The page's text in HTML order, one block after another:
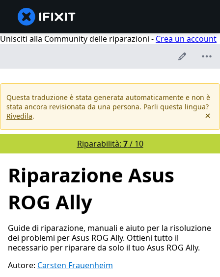
Unisciti alla Community delle riparazioni - Crea un account
Questa traduzione è stata generata automaticamente e non è
stata ancora revisionata da una persona. Parli questa lingua?
Rivedila.
Riparabilità: 7/ 10
Riparazione Asus
ROG Ally
Guide di riparazione, manuali e aiuto per la risoluzione
dei problemi per Asus ROG Ally. Ottieni tutto il
necessario per riparare da solo il tuo Asus ROG Ally.
Autore: Carsten Frauenheim